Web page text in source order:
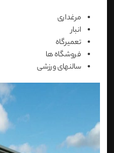
مرغداری
انبار
تعمیرگاه
فروشگاه ها
سالنهای ورزشی